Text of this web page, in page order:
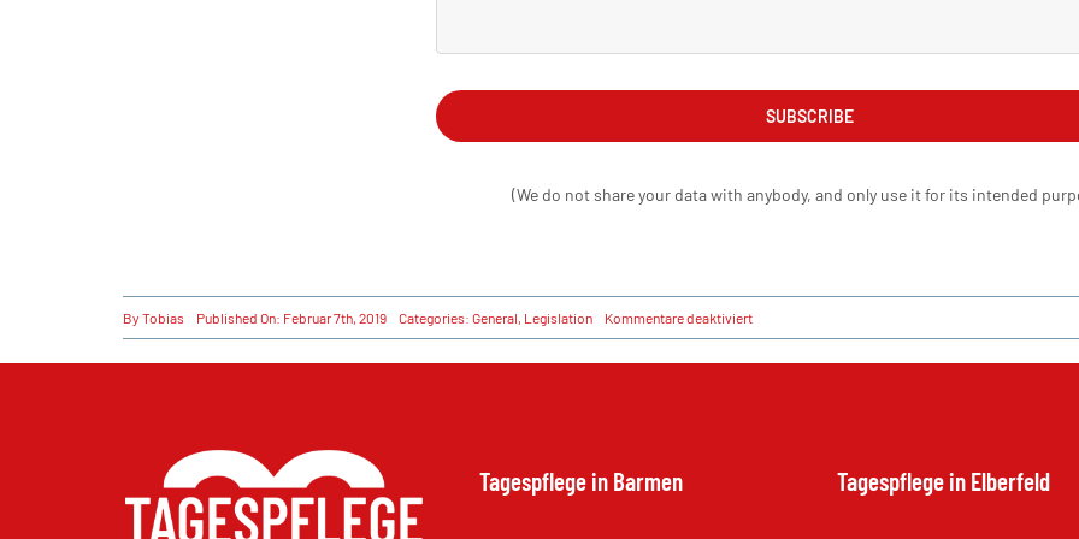
SUBSCRIBE
(We do not share your data with anybody, and only use it for its intended
By Tobias Published On: Februar 7th, 2019 Categories: General Legislation Kommentare deaktiviertfür
Update
Tagespflege in Barmen Tagespflege in Elberfeld